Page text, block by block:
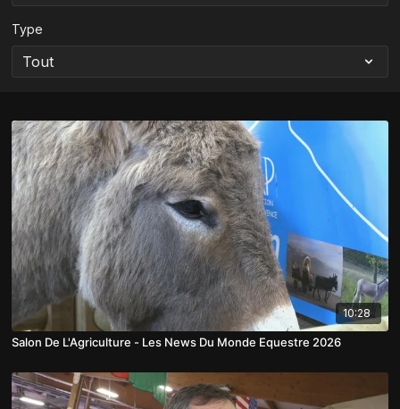
Type
10:28
Salon De L'Agriculture - Les News Du Monde Equestre 2026